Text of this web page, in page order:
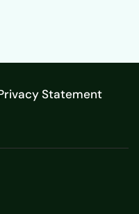
Statement